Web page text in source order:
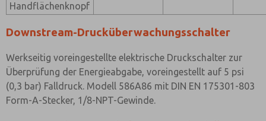
Handflächenknopf
Downstream-Drucküberwachungsschalter
Werkseitig voreingestellte elektrische Druckschalter zur
Überprüfung der Energieabgabe, voreingestellt auf 5 psi
(0,3 bar) Falldruck. Modell 586A86 mit DIN EN 175301-803
Form-A-Stecker, 1/8-NPT-Gewinde.